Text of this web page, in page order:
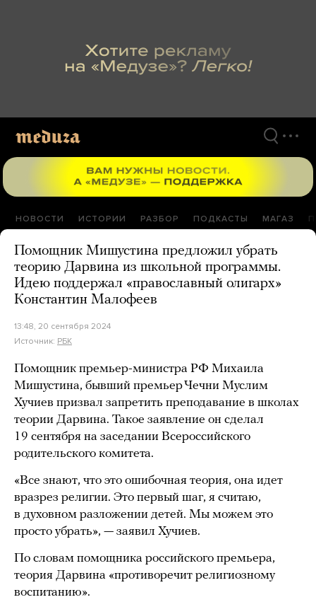
НОВОСТИ ИСТОРИИ РАЗБОР ПОДКАСТЫ МАГАЗ
Помощник Мишустина предложил убрать
теорию Дарвина из школьной программы.
Идею поддержал «православный олигарх»
Константин Малофеев
13:48, 20 сентября 2024
Источник: РБК
Помощник премьер-министра РФ Михаила
Мишустина, бывший премьер Чечни Муслим
Хучиев призвал запретить преподавание в школах
теории Дарвина. Такое заявление он сделал
19 сентября на заседании Всероссийского
родительского комитета.
«Все знают, что это ошибочная теория, она идет
вразрез религии. Это первый шаг, я считаю,
в духовном разложении детей. Мы можем это
просто убрать», — заявил Хучиев.
По словам помощника российского премьера,
теория Дарвина «противоречит религиозному
воспитанию».